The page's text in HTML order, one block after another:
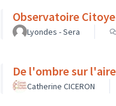
Observatoire
Lyondes - Sera
De l'ombre sur
Catherine CICERON